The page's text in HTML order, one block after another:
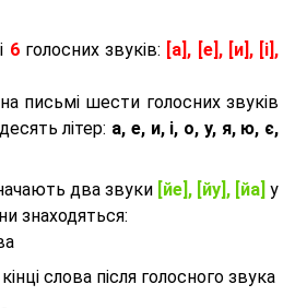
6голосних звуків:
[а], [е], [и], [і],
письмі шести голосних звуків
літер: а, е, и, і, о, у, я, ю, є,
два звуки [йе], [йу], [йа] у
знаходяться:
слова після голосного звука